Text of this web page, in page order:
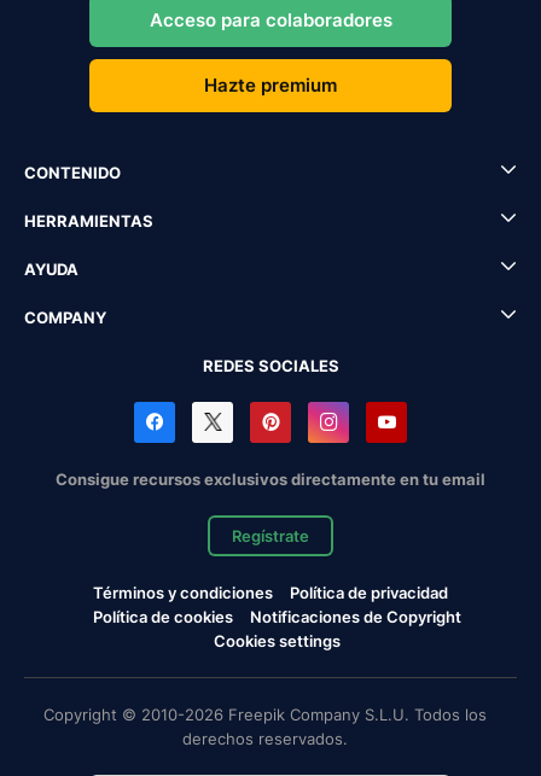
Acceso para colaboradores
Hazte premium
CONTENIDO
HERRAMIENTAS
AYUDA
COMPANY
REDES SOCIALES
Consigue recursos exclusivos directamente en tu email
Regístrate
Términos y condiciones
Política de privacidad
Política de cookies
Notificaciones de Copyright
Cookies settings
Copyright © 2010-2026 Freepik Company S.L.U. Todos los
derechos reservados.